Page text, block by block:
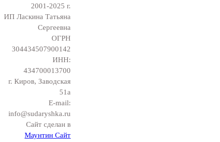
2001-2025 г.
ИП Ласкина Татьяна
Сергеевна
ОГРН
304434507900142
ИНН:
434700013700
г. Киров, Заводская
51а
E-mail:
info@sudaryshka.ru
Сайт сделан в
Маунтин Сайт